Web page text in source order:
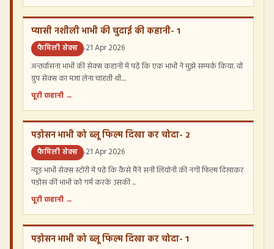
प्यासी नशीली भाभी की चुदाई की कहानी- 1
फैमिली सेक्स 21 Apr 2026
अन्तर्वासना भाभी की सेक्स कहानी में पढ़ें कि एक भाभी ने मुझे सम्पर्क किया. वो
ग्रुप सेक्स का मजा लेना चाहती थी....
पूरी कहानी →
पड़ोसन भाभी को ब्लू फिल्म दिखा कर चोदा- 2
फैमिली सेक्स 21 Apr 2026
न्यूड भाभी सेक्स स्टोरी में पढ़ें कि कैसे मैंने सनी लियोनी की नंगी फिल्म दिखाकर
पड़ोस की भाभी को गर्म करके उसकी ...
पूरी कहानी →
पड़ोसन भाभी को ब्लू फिल्म दिखा कर चोदा- 1